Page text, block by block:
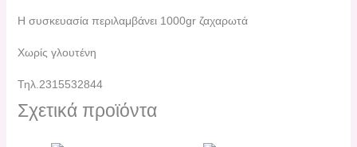
Η συσκευασία περιλαμβάνει 1000gr ζαχαρωτά
Χωρίς γλουτένη
Τηλ.2315532844
Σχετικά προϊόντα